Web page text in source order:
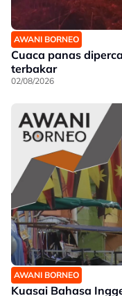
AWANI BORNEO
Cuaca panas
terbakar
02/08/2026
AWANI BORNEO
Kuasai Bahasa